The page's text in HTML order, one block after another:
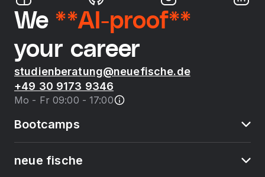
We **AI-proof**
your career
studienberatung@neuefische.de
+49 30 9173 9346
Mo - Fr 09:00 - 17:00
Bootcamps
neue fische